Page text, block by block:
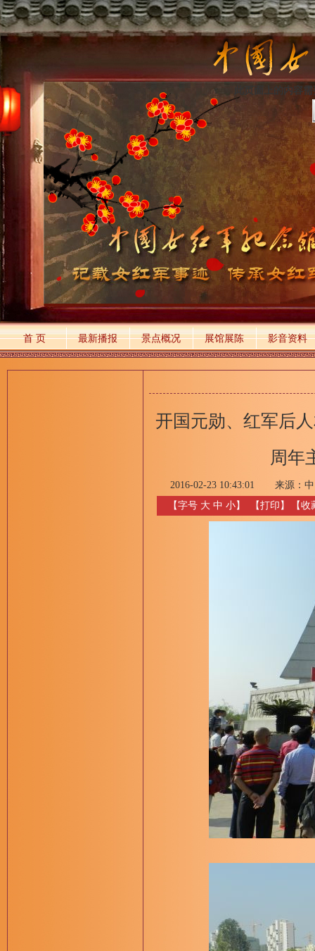
此页面上的内容
首 页 最新播报 景点概况 展馆展陈 影音资料
开国元勋、红军后
周年
2016-02-23 10:43:01 来源：
【字号 大 中 小】 【打印 】 【